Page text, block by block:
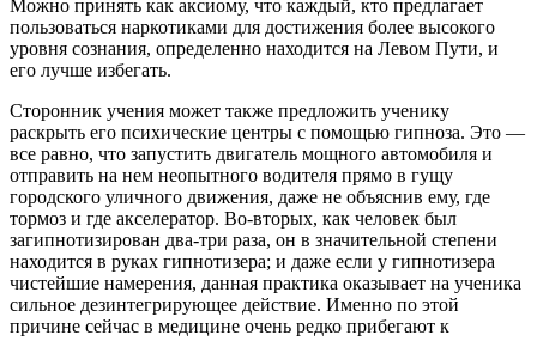
Можно принять как аксиому, что каждый, кто предлагает
пользоваться наркотиками для достижения более высокого
уровня сознания, определенно находится на Левом Пути, и
его лучше избегать.
Сторонник учения может также предложить ученику
раскрыть его психические центры с помощью гипноза. Это —
все равно, что запустить двигатель мощного автомобиля и
отправить на нем неопытного водителя прямо в гущу
городского уличного движения, даже не объяснив ему, где
тормоз и где акселератор. Во-вторых, как человек был
загипнотизирован два-три раза, он в значительной степени
находится в руках гипнотизера; и даже если у гипнотизера
чистейшие намерения, данная практика оказывает на ученика
сильное дезинтегрирующее действие. Именно по этой
причине сейчас в медицине очень редко прибегают к